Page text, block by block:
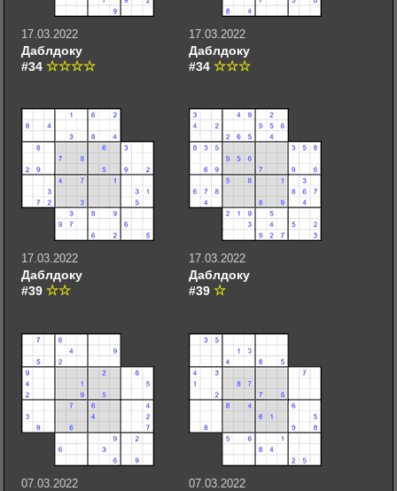
17.03.2022
Даблдоку
#34
17.03.2022
Даблдоку
#34
17.03.2022
Даблдоку
#39
17.03.2022
Даблдоку
#39
07.03.2022 07.03.2022